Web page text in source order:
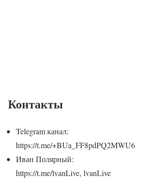
Контакты
Telegram канал:
https://t.me/+BUa_FF8pdPQ2MWU6
Иван Полярный:
https://t.me/lvanLive, lvanLive